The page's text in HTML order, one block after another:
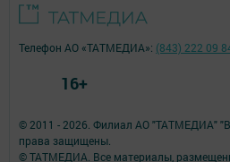
© 2011 - 2026. Филиал АО "ТАТМЕДИА"
права защищены.
© ТАТМЕДИА. Все материалы,
Телефон АО «ТАТМЕДИА»: (843) 222 09
16+